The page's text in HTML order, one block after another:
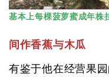
基本上每棵菠萝蜜成年株
间作香蕉与木瓜
有鉴于他在经营果